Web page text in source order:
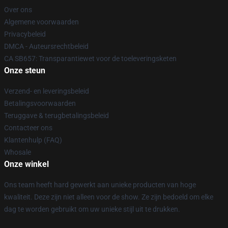
Over ons
Algemene voorwaarden
Privacybeleid
DMCA - Auteursrechtbeleid
CA SB657: Transparantiewet voor de toeleveringsketen
Onze steun
Verzend- en leveringsbeleid
Betalingsvoorwaarden
Teruggave & terugbetalingsbeleid
Contacteer ons
Klantenhulp (FAQ)
Whosale
Onze winkel
Ons team heeft hard gewerkt aan unieke producten van hoge
kwaliteit. Deze zijn niet alleen voor de show. Ze zijn bedoeld om elke
dag te worden gebruikt om uw unieke stijl uit te drukken.